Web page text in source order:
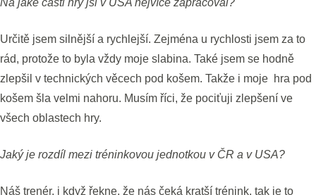
Na jaké části hry jsi v USA nejvíce zapracoval?
Určitě jsem silnější a rychlejší. Zejména u rychlosti jsem za to
rád, protože to byla vždy moje slabina. Také jsem se hodně
zlepšil v technických věcech pod košem. Takže i moje hra pod
košem šla velmi nahoru. Musím říci, že pociťuji zlepšení ve
všech oblastech hry.
Jaký je rozdíl mezi tréninkovou jednotkou v ČR a v USA?
Náš trenér, i když řekne, že nás čeká kratší trénink, tak je to